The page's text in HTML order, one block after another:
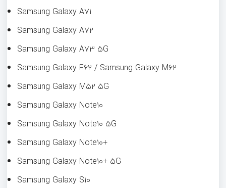
Samsung Galaxy A۷۱
Samsung Galaxy A۷۲
Samsung Galaxy A۷۳ ۵G
Samsung Galaxy F۶۲ / Samsung Galaxy M۶۲
Samsung Galaxy M۵۲ ۵G
Samsung Galaxy Note۱۰
Samsung Galaxy Note۱۰ ۵G
Samsung Galaxy Note۱۰+
Samsung Galaxy Note۱۰+ ۵G
Samsung Galaxy S۱۰